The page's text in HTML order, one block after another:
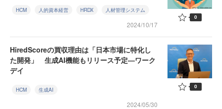
HCM 人的資本経営 HRDX 人材管理システム
2024/10/17
0
HiredScoreの買収理由は「日本市場に特化し
た開発」 生成AI機能もリリース予定—ワーク
デイ
HCM 生成AI
2024/05/30
0